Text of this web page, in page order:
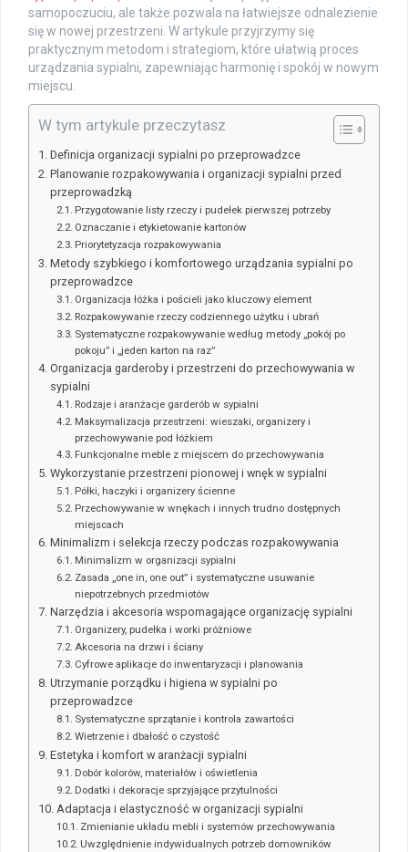
samopoczuciu, ale także pozwala na łatwiejsze odnalezienie
się w nowej przestrzeni. W artykule przyjrzymy się
praktycznym metodom i strategiom, które ułatwią proces
urządzania sypialni, zapewniając harmonię i spokój w nowym
miejscu.
W tym artykule przeczytasz
Definicja organizacji sypialni po przeprowadzce
Planowanie rozpakowywania i organizacji sypialni przed
przeprowadzką
Przygotowanie listy rzeczy i pudełek pierwszej potrzeby
Oznaczanie i etykietowanie kartonów
Priorytetyzacja rozpakowywania
Metody szybkiego i komfortowego urządzania sypialni po
przeprowadzce
Organizacja łóżka i pościeli jako kluczowy element
Rozpakowywanie rzeczy codziennego użytku i ubrań
Systematyczne rozpakowywanie według metody „pokój po
pokoju” i „jeden karton na raz”
Organizacja garderoby i przestrzeni do przechowywania w
sypialni
Rodzaje i aranżacje garderób w sypialni
Maksymalizacja przestrzeni: wieszaki, organizery i
przechowywanie pod łóżkiem
Funkcjonalne meble z miejscem do przechowywania
Wykorzystanie przestrzeni pionowej i wnęk w sypialni
Półki, haczyki i organizery ścienne
Przechowywanie w wnękach i innych trudno dostępnych
miejscach
Minimalizm i selekcja rzeczy podczas rozpakowywania
Minimalizm w organizacji sypialni
Zasada „one in, one out” i systematyczne usuwanie
niepotrzebnych przedmiotów
Narzędzia i akcesoria wspomagające organizację sypialni
Organizery, pudełka i worki próżniowe
Akcesoria na drzwi i ściany
Cyfrowe aplikacje do inwentaryzacji i planowania
Utrzymanie porządku i higiena w sypialni po
przeprowadzce
Systematyczne sprzątanie i kontrola zawartości
Wietrzenie i dbałość o czystość
Estetyka i komfort w aranżacji sypialni
Dobór kolorów, materiałów i oświetlenia
Dodatki i dekoracje sprzyjające przytulności
Adaptacja i elastyczność w organizacji sypialni
Zmienianie układu mebli i systemów przechowywania
Uwzględnienie indywidualnych potrzeb domowników